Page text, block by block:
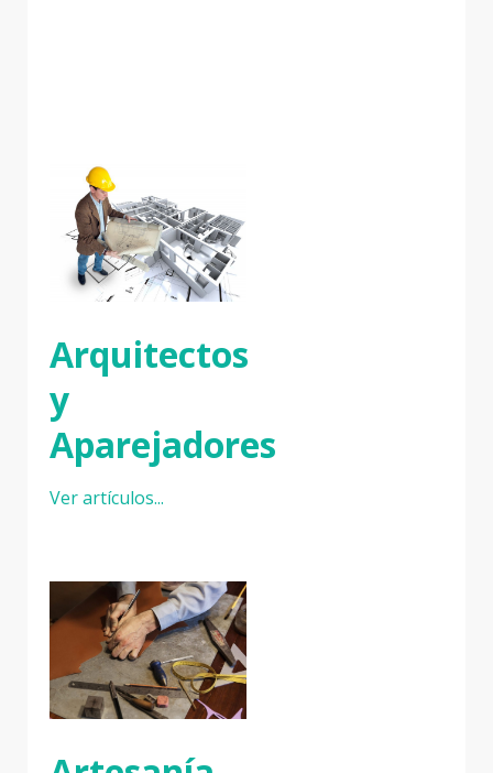
Arquitectos
y
Aparejadores
Ver artículos...